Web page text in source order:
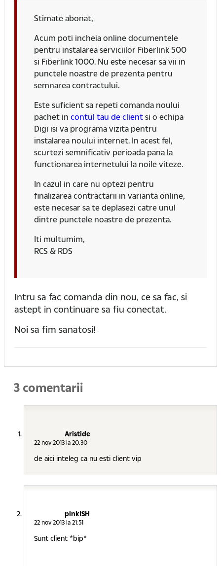
Stimate abonat,
Acum poti incheia online documentele
pentru instalarea serviciilor Fiberlink 500
si Fiberlink 1000. Nu este necesar sa vii in
punctele noastre de prezenta pentru
semnarea contractului.
Este suficient sa repeti comanda noului
pachet in contul tau de clientsi o echipa
Digi isi va programa vizita pentru
instalarea noului internet. In acest fel,
scurtezi semnificativ perioada pana la
functionarea internetului la noile viteze.
In cazul in care nu optezi pentru
finalizarea contractarii in varianta online,
este necesar sa te deplasezi catre unul
dintre punctele noastre de prezenta.
Iti multumim,
RCS & RDS
Intru sa fac comanda din nou, ce sa fac, si
astept in continuare sa fiu conectat.
Noi sa fim sanatosi!
3 comentarii
Aristide
22 nov 2013 la 20:30
de aici inteleg ca nu esti client vip
pinkISH
22 nov 2013 la 21:51
Sunt client *bip*